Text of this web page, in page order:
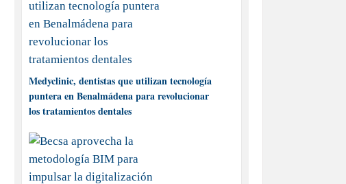
Medyclinic, dentistas que utilizan tecnología
puntera en Benalmádena para revolucionar
los tratamientos dentales